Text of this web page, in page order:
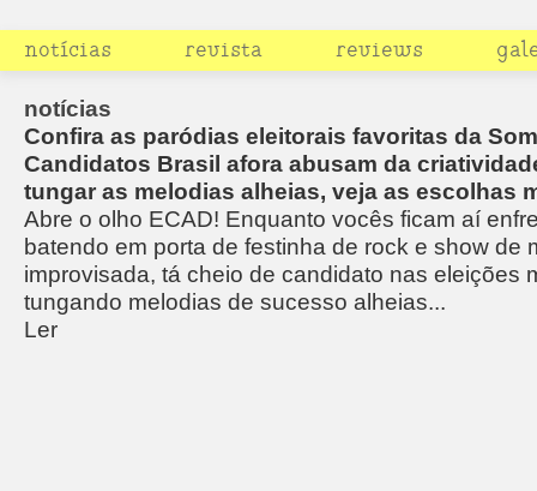
notícias revista reviews
notícias
Confira as paródias eleitorais favoritas da
Candidatos Brasil afora abusam da
tungar as melodias alheias, veja as escolhas
Abre o olho ECAD! Enquanto vocês ficam aí
batendo em porta de festinha de rock e show de
improvisada, tá cheio de candidato nas eleições
tungando melodias de sucesso alheias...
Ler